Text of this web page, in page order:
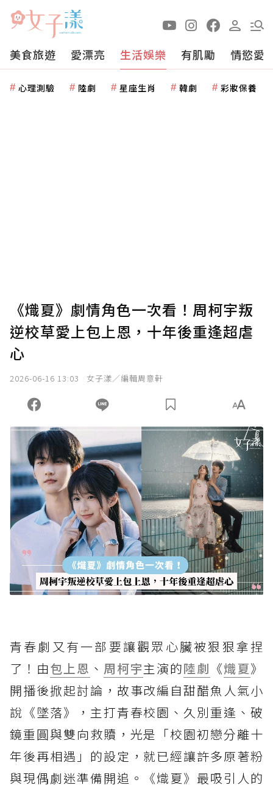
美食旅遊 愛漂亮 生活娛樂 有肌勵 情慾愛
心理測驗 陸劇 星座生肖 韓劇 彩妝保養
《熾夏》劇情角色一次看！周柯宇叛
逆校草愛上包上恩，十年後重逢超虐
心
2026-06-16 13:03 女子漾／編輯周意軒
青春劇又有一部要讓觀眾心臟被狠狠拿捏
了！由包上恩 、 周柯宇主演的陸劇 《熾夏》
開播後掀起討論，故事改編自甜醋魚人氣小
說《墜落》，主打青春校園、久別重逢、破
鏡重圓與雙向救贖，光是「校園初戀分離十
年後再相遇」的設定，就已經讓許多原著粉
與現偶劇迷準備開追。《熾夏》最吸引人的